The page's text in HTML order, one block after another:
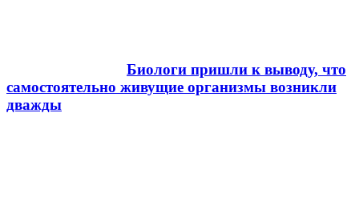
Биологи пришли к выводу, что
самостоятельно живущие организмы возникли
дважды